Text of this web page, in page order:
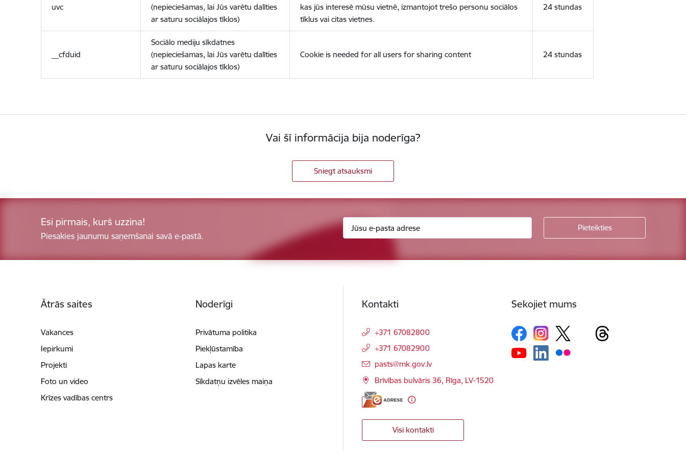
uvc
(nepieciešamas, lai Jūs varētu dalīties
ar saturu sociālajos tīklos)
kas jūs interesē mūsu vietnē, izmantojot trešo personu sociālos
tīklus vai citas vietnes.
24 stundas
__cfduid
Sociālo mediju sīkdatnes
(nepieciešamas, lai Jūs varētu dalīties
ar saturu sociālajos tīklos)
Cookie is needed for all users for sharing content 24 stundas
Vai šī informācija bija noderīga?
Sniegt atsauksmi
Esi pirmais, kurš uzzina!
Piesakies jaunumu saņemšanai savā e-pastā.
Ātrās saites
Vakances
Iepirkumi
Projekti
Foto un video
Krīzes vadības centrs
Noderīgi
Privātuma politika
Piekļūstamība
Lapas karte
Sīkdatņu izvēles maiņa
Kontakti
+371 67082800
+371 67082900
E-pasts:
pasts@mk.gov.lv
Brīvības bulvāris 36, Rīga, LV-1520
Visi kontakti
Sekojiet mums